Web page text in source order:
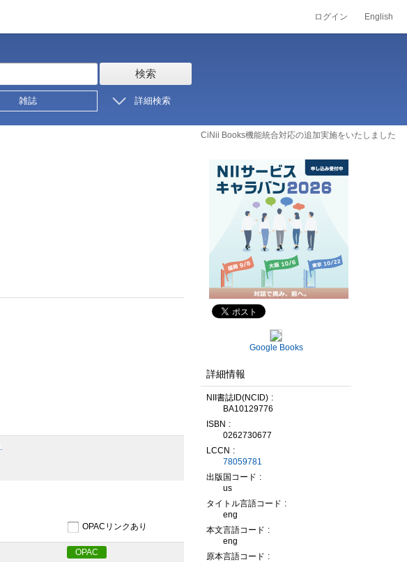
ログイン English
検索
雑誌 詳細検索
CiNii Books機能統合対応の追加実施をいたしました
OPACリンクあり
OPAC
Google Books
詳細情報
NII書誌ID(NCID)
BA10129776
ISBN
0262730677
LCCN
78059781
出版国コード
us
タイトル言語コード
eng
本文言語コード
eng
原本言語コード